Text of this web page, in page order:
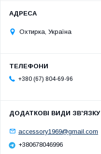
Охтирка, Україна
+380 (67) 804-69-96
accessory1969@gmail.com
+380678046996